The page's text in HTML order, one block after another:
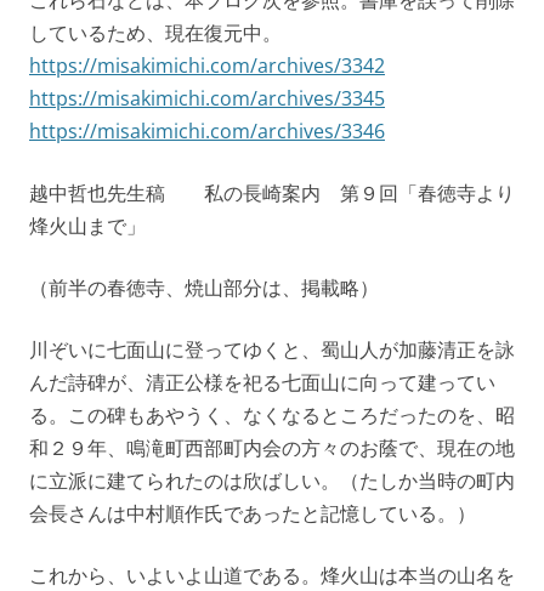
しているため、現在復元中。
https://misakimichi.com/archives/3342
https://misakimichi.com/archives/3345
https://misakimichi.com/archives/3346
越中哲也先生稿 私の長崎案内 第９回「春徳寺より
烽火山まで」
（前半の春徳寺、焼山部分は、掲載略）
川ぞいに七面山に登ってゆくと、蜀山人が加藤清正を詠
んだ詩碑が、清正公様を祀る七面山に向って建ってい
る。この碑もあやうく、なくなるところだったのを、昭
和２９年、鳴滝町西部町内会の方々のお蔭で、現在の地
に立派に建てられたのは欣ばしい。（たしか当時の町内
会長さんは中村順作氏であったと記憶している。）
これから、いよいよ山道である。烽火山は本当の山名を